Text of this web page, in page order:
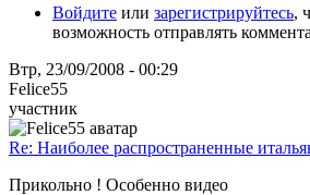
Войдите или зарегистрируйтесь,
возможность отправлять
Втр, 23/09/2008 - 00:29
Felice55
участник
Re: Наиболее распространенные
Прикольно ! Особенно видео